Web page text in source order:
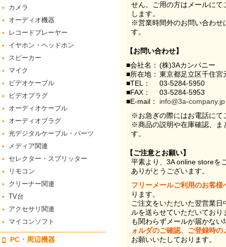
せん。ご用の方はメールに
します。
※営業時間外のお問い合わせ
す。
【お問い合わせ】
■会社名： (株)3Aカンパニー
■所在地： 東京都足立区千住
■TEL：
03-5284-5950
■FAX：
03-5284-5953
■E-mail：
info@3a-company.jp
※お急ぎの際にはお電話にて
※商品の説明や在庫確認、ま
す。
【ご注意とお願い】
平素より、3A online storeを
ありがとうございます。
フリーメールご利用のお客様
ります。
ご注文をいただいた翌営業
ルを送らせていただいてお
も関わらずメールが届かない
ォルダのご確認、ご登録時
お願いいたしております。
カメラ
オーディオ機器
レコードプレーヤー
イヤホン・ヘッドホン
スピーカー
マイク
ビデオケーブル
ビデオプラグ
オーディオケーブル
オーディオプラグ
光デジタルケーブル・パーツ
メディア関連
セレクター・スプリッター
リモコン
クリーナー関連
TV台
アクセサリ関連
マイコンソフト
PC・周辺機器